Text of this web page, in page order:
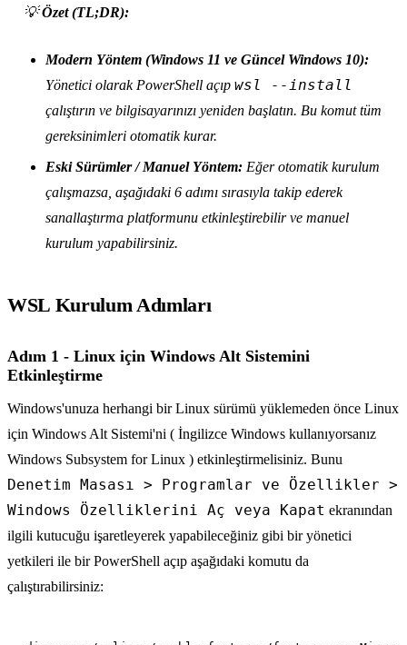
💡Özet (TL;DR):
Modern Yöntem (Windows 11 ve Güncel Windows 10):
Yönetici olarak PowerShell açıp wsl --install
çalıştırın ve bilgisayarınızı yeniden başlatın. Bu komut tüm
gereksinimleri otomatik kurar.
Eski Sürümler / Manuel Yöntem: Eğer otomatik kurulum
çalışmazsa, aşağıdaki 6 adımı sırasıyla takip ederek
sanallaştırma platformunu etkinleştirebilir ve manuel
kurulum yapabilirsiniz.
WSL Kurulum Adımları
Adım 1 - Linux için Windows Alt Sistemini
Etkinleştirme
Windows'unuza herhangi bir Linux sürümü yüklemeden önce Linux
için Windows Alt Sistemi'ni ( İngilizce Windows kullanıyorsanız
Windows Subsystem for Linux ) etkinleştirmelisiniz. Bunu
Denetim Masası > Programlar ve Özellikler >
Windows Özelliklerini Aç veya Kapat ekranından
ilgili kutucuğu işaretleyerek yapabileceğiniz gibi bir yönetici
yetkileri ile bir PowerShell açıp aşağıdaki komutu da
çalıştırabilirsiniz: